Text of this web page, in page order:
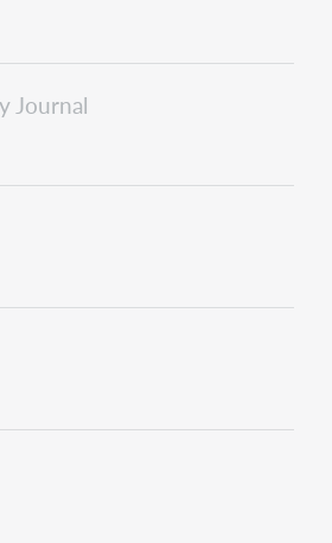
Journal